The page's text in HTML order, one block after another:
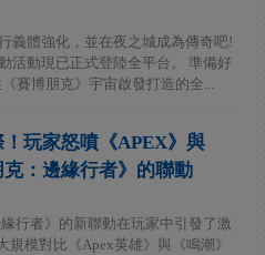
義體強化，並在夜之城成為傳奇吧!
活動現已正式登陸全平台。 準備好
賽博朋克》宇宙啟發打造的全...
！玩家怒噴《APEX》與
克：邊緣行者》的聯動
行者》的新聯動在玩家中引發了激
模對比《Apex英雄》與《鳴潮》